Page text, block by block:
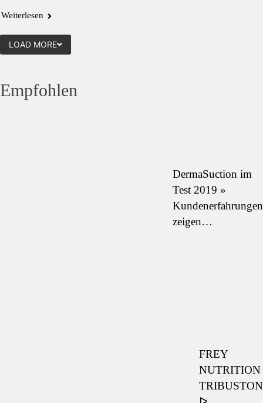
Weiterlesen
LOAD MORE
Empfohlen
DermaSuction im
Test 2019 »
Kundenerfahrungen
zeigen…
FREY
NUTRITION
TRIBUSTON